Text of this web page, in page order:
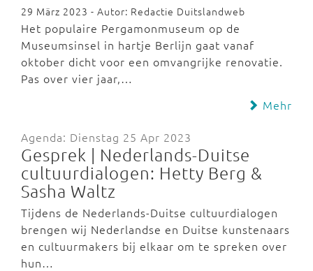
29 März 2023 - Autor: Redactie Duitslandweb
Het populaire Pergamonmuseum op de
Museumsinsel in hartje Berlijn gaat vanaf
oktober dicht voor een omvangrijke renovatie.
Pas over vier jaar,…
Mehr
Agenda: Dienstag 25 Apr 2023
Gesprek | Nederlands-Duitse
cultuurdialogen: Hetty Berg &
Sasha Waltz
Tijdens de Nederlands-Duitse cultuurdialogen
brengen wij Nederlandse en Duitse kunstenaars
en cultuurmakers bij elkaar om te spreken over
hun…